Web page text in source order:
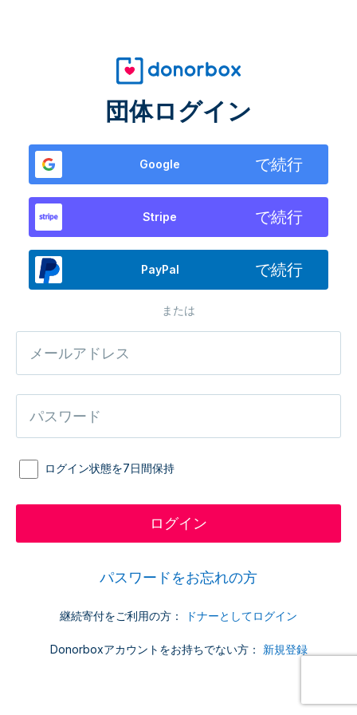
団体ログイン
Google で続行
Stripe で続行
PayPal で続行
または
ログイン状態を7日間保持
パスワードをお忘れの方
継続寄付をご利用の方： ドナーとしてログイン
Donorboxアカウントをお持ちでない方： 新規登録